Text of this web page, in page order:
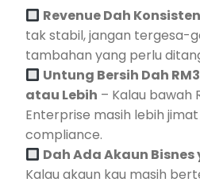
Revenue Dah Konsisten
tak stabil, jangan tergesa-
tambahan yang perlu
Untung Bersih Dah
atau Lebih – Kalau bawah
Enterprise masih lebih
compliance.
Dah Ada Akaun
Kalau akaun kau masih